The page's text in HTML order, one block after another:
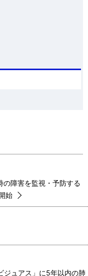
の障害を監視・予防する
始
ジュアス」に5年以内の肺